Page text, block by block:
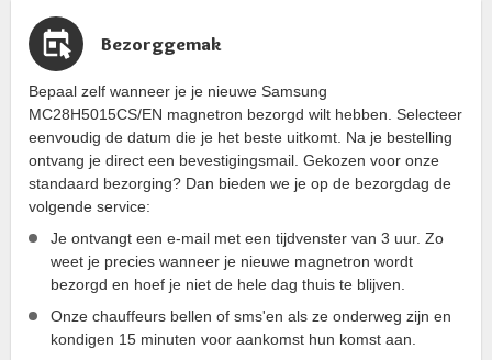
Bezorggemak
Bepaal zelf wanneer je je nieuwe Samsung
MC28H5015CS/EN magnetron bezorgd wilt hebben. Selecteer
eenvoudig de datum die je het beste uitkomt. Na je bestelling
ontvang je direct een bevestigingsmail. Gekozen voor onze
standaard bezorging? Dan bieden we je op de bezorgdag de
volgende service:
Je ontvangt een e-mail met een tijdvenster van 3 uur. Zo
weet je precies wanneer je nieuwe magnetron wordt
bezorgd en hoef je niet de hele dag thuis te blijven.
Onze chauffeurs bellen of sms'en als ze onderweg zijn en
kondigen 15 minuten voor aankomst hun komst aan.